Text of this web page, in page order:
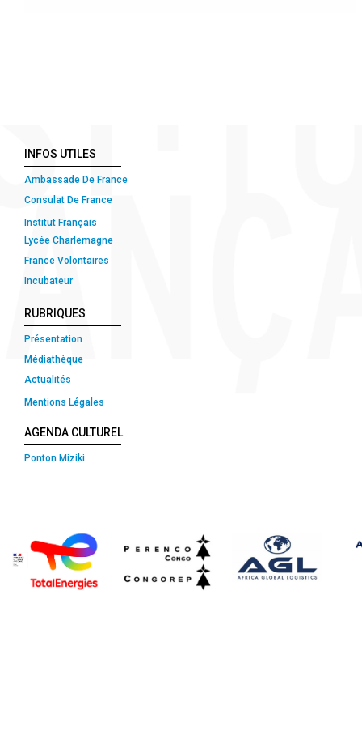
INFOS UTILES
Ambassade De France
Consulat De France
Institut Français
Lycée Charlemagne
France Volontaires
Incubateur
RUBRIQUES
Présentation
Médiathèque
Actualités
Mentions Légales
AGENDA CULTUREL
Ponton Miziki